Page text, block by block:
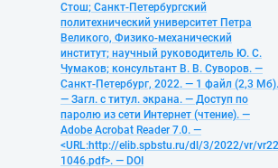
Стош; Санкт-Петербургский
политехнический университет Петра
Великого, Физико-механический
институт; научный руководитель Ю. С.
Чумаков; консультант В. В. Суворов. —
Санкт-Петербург, 2022. — 1 файл (2,3 Мб).
— Загл. с титул. экрана. — Доступ по
паролю из сети Интернет (чтение). —
Adobe Acrobat Reader 7.0. —
<URL:http://elib.spbstu.ru/dl/3/2022/vr/
1046.pdf>. — DOI